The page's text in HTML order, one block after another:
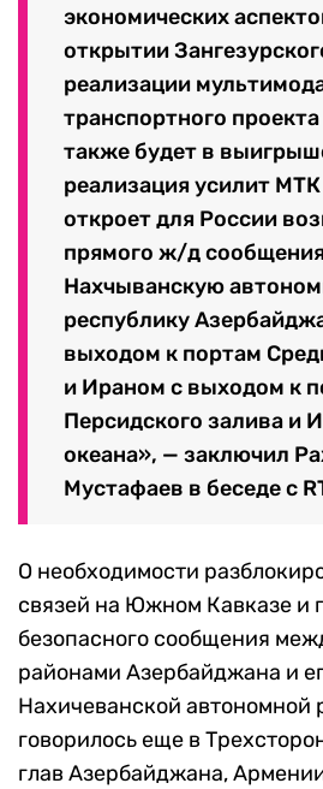
экономических
открытии
реализации
транспортного
также будет в
реализация усилит
откроет для России
прямого ж/д
Нахчыванскую
республику
выходом к портам
и Ираном с выходом к
Персидского залива и
океана», — заключил
Мустафаев в беседе с
О необходимости
связей на Южном Кавказе и
безопасного сообщения
районами Азербайджана и
Нахичеванской автономной
говорилось еще в
глав Азербайджана,